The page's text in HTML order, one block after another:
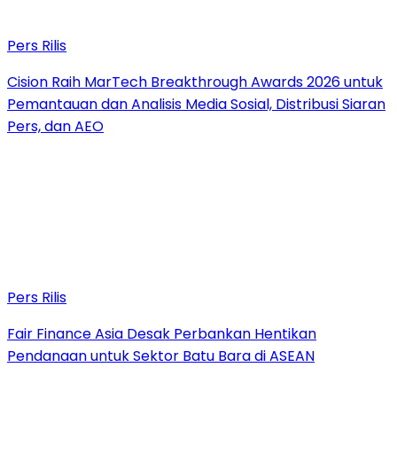
Pers Rilis
Cision Raih MarTech Breakthrough Awards 2026 untuk
Pemantauan dan Analisis Media Sosial, Distribusi Siaran
Pers, dan AEO
Pers Rilis
Fair Finance Asia Desak Perbankan Hentikan
Pendanaan untuk Sektor Batu Bara di ASEAN